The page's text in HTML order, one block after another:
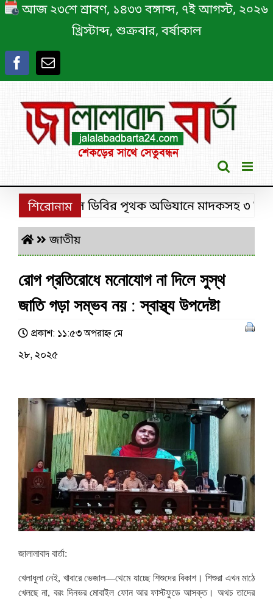
Skip
content
আজ ২৩শে শ্রাবণ, ১৪৩৩ বঙ্গাব্দ, ৭ই আগস্ট, ২০২৬
খ্রিস্টাব্দ, শুক্রবার, বর্ষাকাল
শিরোনাম
শ্রীমঙ্গলে ডিবির পৃথক অভিযানে মাদকসহ ৩ চিহ্নিত
জাতীয়
রোগ প্রতিরোধে মনোযোগ না দিলে সুস্থ
জাতি গড়া সম্ভব নয় : স্বাস্থ্য উপদেষ্টা
প্রকাশ: ১১:৫৩ অপরাহ্ণ মে
২৮, ২০২৫
জালালাবাদ বার্তা:
খেলাধুলা নেই, খাবারে ভেজাল—থেমে যাচ্ছে শিশুদের বিকাশ।শিশুরা এখন মাঠে
খেলছে না, বরং দিনভর মোবাইল ফোন আর ফাস্টফুডে আসক্ত। অথচ তাদের